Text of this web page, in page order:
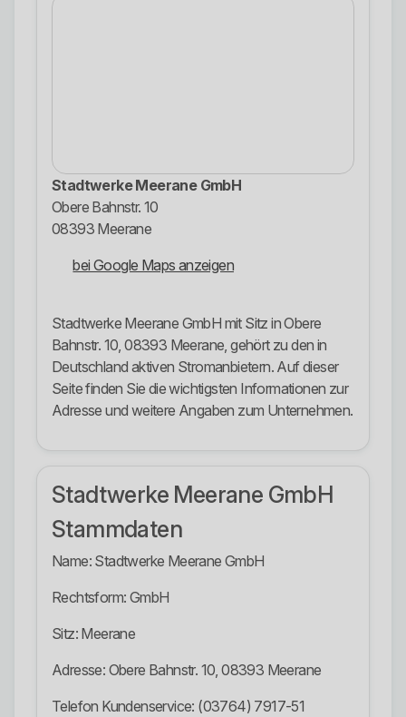
Stadtwerke Meerane GmbH
Obere Bahnstr. 10
08393 Meerane
bei Google Maps anzeigen
Stadtwerke Meerane GmbH mit Sitz in Obere
Bahnstr. 10, 08393 Meerane, gehört zu den in
Deutschland aktiven Stromanbietern. Auf dieser
Seite finden Sie die wichtigsten Informationen zur
Adresse und weitere Angaben zum Unternehmen.
Stadtwerke Meerane GmbH
Stammdaten
Name: Stadtwerke Meerane GmbH
Rechtsform: GmbH
Sitz: Meerane
Adresse: Obere Bahnstr. 10, 08393 Meerane
Telefon Kundenservice: (03764) 7917-51